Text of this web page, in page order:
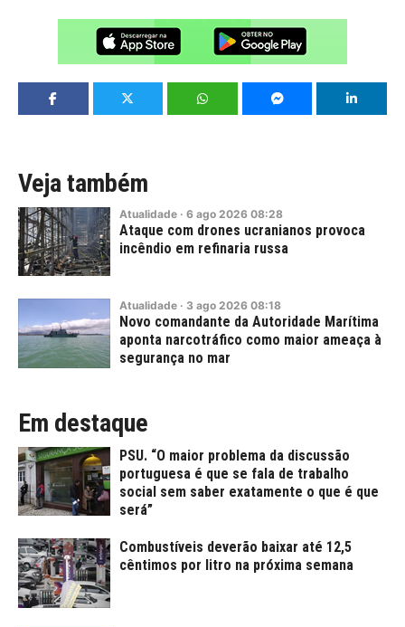
Veja também
Atualidade · 6 ago 2026 08:28
Ataque com drones ucranianos provoca
incêndio em refinaria russa
Atualidade · 3 ago 2026 08:18
Novo comandante da Autoridade Marítima
aponta narcotráfico como maior ameaça à
segurança no mar
Em destaque
PSU. “O maior problema da discussão
portuguesa é que se fala de trabalho
social sem saber exatamente o que é que
será”
Combustíveis deverão baixar até 12,5
cêntimos por litro na próxima semana